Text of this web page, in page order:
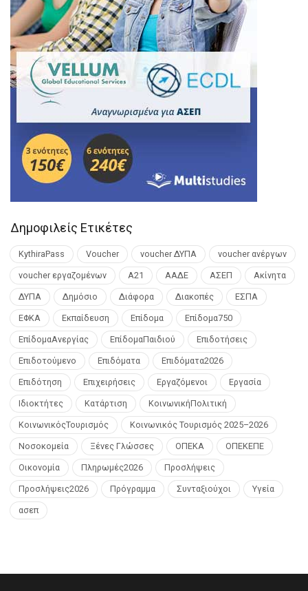
Δημοφιλείς Ετικέτες
KythiraPass Voucher voucher ΔΥΠΑ voucher ανέργων
voucher εργαζομένων Α21 ΑΑΔΕ ΑΣΕΠ Ακίνητα
ΔΥΠΑ Δημόσιο Διάφορα Διακοπές ΕΣΠΑ
ΕΦΚΑ Εκπαίδευση Επίδομα Επίδομα750
ΕπίδομαΑνεργίας ΕπίδομαΠαιδιού Επιδοτήσεις
Επιδοτούμενο Επιδόματα Επιδόματα2026
Επιδότηση Επιχειρήσεις Εργαζόμενοι Εργασία
Ιδιοκτήτες Κατάρτιση ΚοινωνικήΠολιτική
ΚοινωνικόςΤουρισμός Κοινωνικός Τουρισμός 2025–2026
Νοσοκομεία Ξένες Γλώσσες ΟΠΕΚΑ ΟΠΕΚΕΠΕ
Οικονομία Πληρωμές2026 Προσλήψεις
Προσλήψεις2026 Πρόγραμμα Συνταξιούχοι Υγεία
ασεπ